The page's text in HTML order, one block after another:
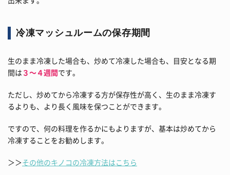
冷凍マッシュルームの保存期間
生のまま冷凍した場合も、炒めて冷凍した場合も、目安となる期
間は ３～４週間です。
ただし、炒めてから冷凍する方が保存性が高く、生のまま冷凍す
るよりも、より長く風味を保つことができます。
ですので、何の料理を作るかにもよりますが、基本は炒めてから
冷凍することをお勧めします。
＞＞その他のキノコの冷凍方法はこちら